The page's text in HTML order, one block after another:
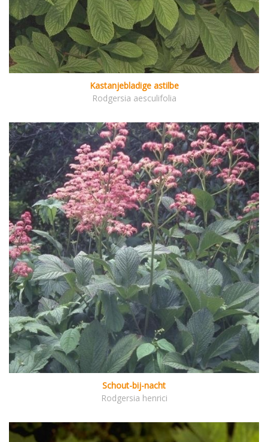
Kastanjebladige astilbe
Rodgersia aesculifolia
Schout-bij-nacht
Rodgersia henrici